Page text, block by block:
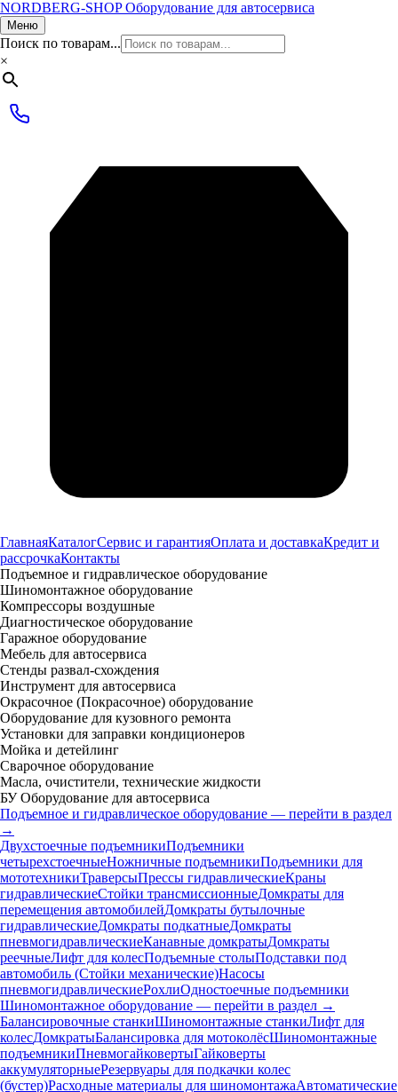
NORDBERG-SHOP Оборудование для автосервиса
Меню
Поиск по товарам...
×
ГлавнаяКаталогСервис и гарантияОплата и доставкаКредит и
рассрочкаКонтакты
Подъемное и гидравлическое оборудование
Шиномонтажное оборудование
Компрессоры воздушные
Диагностическое оборудование
Гаражное оборудование
Мебель для автосервиса
Стенды развал-схождения
Инструмент для автосервиса
Окрасочное (Покрасочное) оборудование
Оборудование для кузовного ремонта
Установки для заправки кондиционеров
Мойка и детейлинг
Сварочное оборудование
Масла, очистители, технические жидкости
БУ Оборудование для автосервиса
Подъемное и гидравлическое оборудование — перейти в раздел
→
Двухстоечные подъемникиПодъемники
четырехстоечныеНожничные подъемникиПодъемники для
мототехникиТраверсыПрессы гидравлическиеКраны
гидравлическиеСтойки трансмиссионныеДомкраты для
перемещения автомобилейДомкраты бутылочные
гидравлическиеДомкраты подкатныеДомкраты
пневмогидравлическиеКанавные домкратыДомкраты
реечныеЛифт для колесПодъемные столыПодставки под
автомобиль (Стойки механические)Насосы
пневмогидравлическиеРохлиОдностоечные подъемники
Шиномонтажное оборудование — перейти в раздел →
Балансировочные станкиШиномонтажные станкиЛифт для
колесДомкратыБалансировка для мотоколёсШиномонтажные
подъемникиПневмогайковертыГайковерты
аккумуляторныеРезервуары для подкачки колес
(бустер)Расходные материалы для шиномонтажаАвтоматические